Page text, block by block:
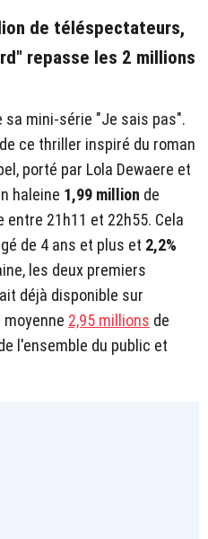
de téléspectateurs,
repasse les 2 millions
sa mini-série "Je sais pas".
ce thriller inspiré du roman
porté par Lola Dewaere et
haleine 1,99 million de
21h11 et 22h55. Cela
de 4 ans et plus et 2,2%
les deux premiers
déjà disponible sur
2,95 millions de
l'ensemble du public et